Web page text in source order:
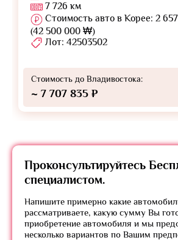
7 726 км
Стоимость авто в Корее: 2
(42 500 000 ₩)
Лот: 42503502
Стоимость до Владивостока:
~ 7 707 835 ₽
Проконсультируйтесь
специалистом.
Напишите примерно какие
рассматриваете, какую сумму Вы
приобретение автомобиля и мы
несколько вариантов по Вашим